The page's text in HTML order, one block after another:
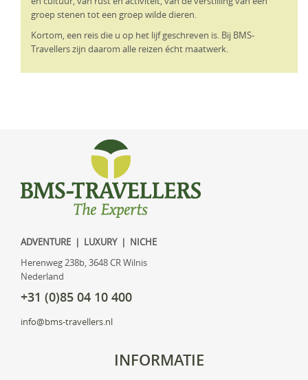
groep stenen tot een groep wilde dieren.
Kortom, een reis die u op het lijf geschreven is. Bij BMS-
Travellers zijn daarom alle reizen écht maatwerk.
ADVENTURE | LUXURY | NICHE
Herenweg 238b, 3648 CR Wilnis
Nederland
+31 (0)85 04 10 400
info@bms-travellers.nl
INFORMATIE